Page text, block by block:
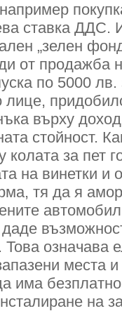
ставка ДДС.
„зелен
от продажба
по 5000 лв.
лице,
върху
стойност.
за пет
на винетки и
тя да я
означава
места
има
на